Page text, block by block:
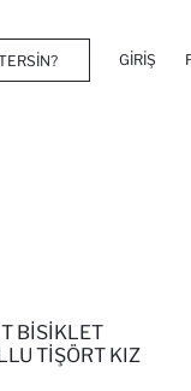
GIRIŞ
BISIKLET
TIŞÖRT KIZ